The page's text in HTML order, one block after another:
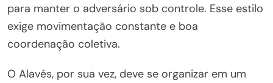
para manter o adversário sob controle. Esse estilo
exige movimentação constante e boa
coordenação coletiva.
O Alavés, por sua vez, deve se organizar em um